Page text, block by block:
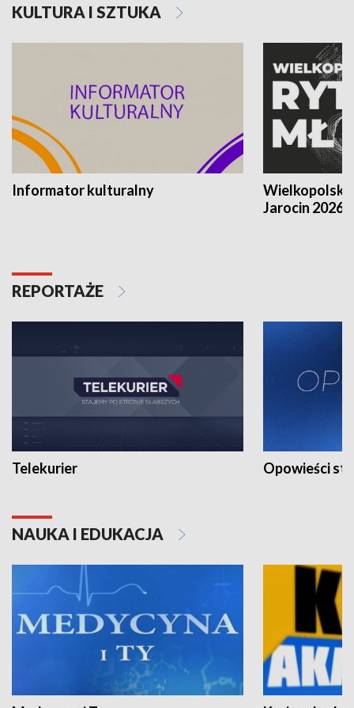
KULTURA I SZTUKA
Informator kulturalny
Jarocin 2026
REPORTAŻE
Telekurier Opowieści
NAUKA I EDUKACJA